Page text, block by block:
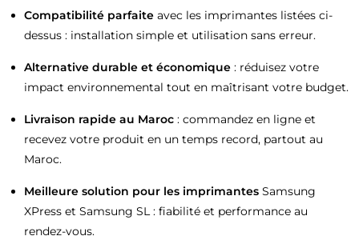
Compatibilité parfaite avec les imprimantes listées ci-
dessus : installation simple et utilisation sans erreur.
Alternative durable et économique : réduisez votre
impact environnemental tout en maîtrisant votre budget.
Livraison rapide au Maroc : commandez en ligne et
recevez votre produit en un temps record, partout au
Maroc.
Meilleure solution pour les imprimantes Samsung
XPress et Samsung SL : fiabilité et performance au
rendez-vous.